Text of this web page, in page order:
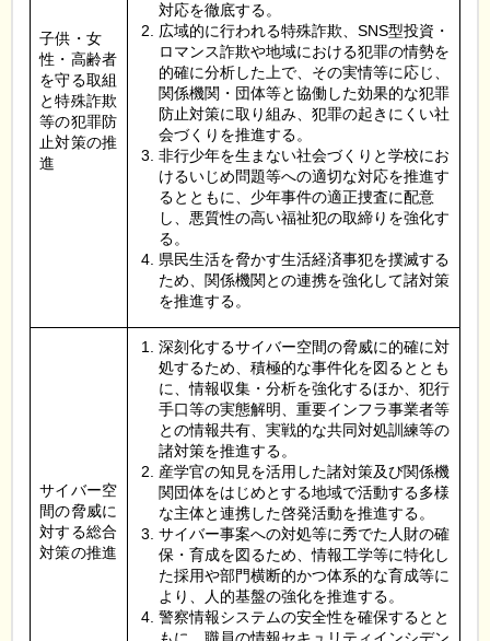
子供・女
性・高齢者
を守る取組
と特殊詐欺
等の犯罪防
止対策の推
進
対応を徹底する。
広域的に行われる特殊詐欺、SNS型投資・
ロマンス詐欺や地域における犯罪の情勢を
的確に分析した上で、その実情等に応じ、
関係機関・団体等と協働した効果的な犯罪
防止対策に取り組み、犯罪の起きにくい社
会づくりを推進する。
非行少年を生まない社会づくりと学校にお
けるいじめ問題等への適切な対応を推進す
るとともに、少年事件の適正捜査に配意
し、悪質性の高い福祉犯の取締りを強化す
る。
県民生活を脅かす生活経済事犯を撲滅する
ため、関係機関との連携を強化して諸対策
を推進する。
サイバー空
間の脅威に
対する総合
対策の推進
深刻化するサイバー空間の脅威に的確に対
処するため、積極的な事件化を図るととも
に、情報収集・分析を強化するほか、犯行
手口等の実態解明、重要インフラ事業者等
との情報共有、実戦的な共同対処訓練等の
諸対策を推進する。
産学官の知見を活用した諸対策及び関係機
関団体をはじめとする地域で活動する多様
な主体と連携した啓発活動を推進する。
サイバー事案への対処等に秀でた人財の確
保・育成を図るため、情報工学等に特化し
た採用や部門横断的かつ体系的な育成等に
より、人的基盤の強化を推進する。
警察情報システムの安全性を確保するとと